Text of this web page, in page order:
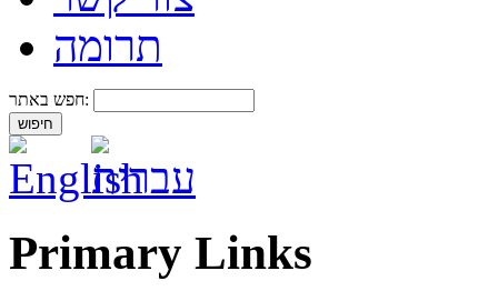
תרומה
חפש באתר:
Primary Links